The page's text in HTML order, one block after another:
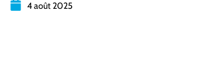
4 août 2025